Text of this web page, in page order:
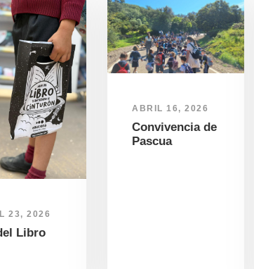
23, 2026
Libro
ABRIL 16, 2026
Convivencia de
Pascua